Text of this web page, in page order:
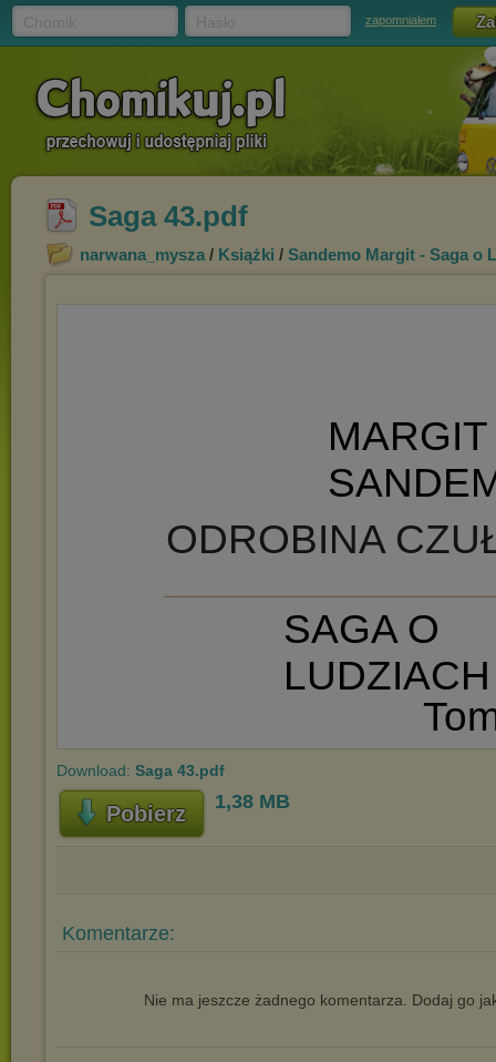
zapomniałem
Saga 43.pdf
narwana_mysza / Książki / Sandemo Margit - Saga o
Download: Saga 43.pdf
Pobierz 1,38 MB
Komentarze:
Nie ma jeszcze żadnego komentarza. Dodaj go